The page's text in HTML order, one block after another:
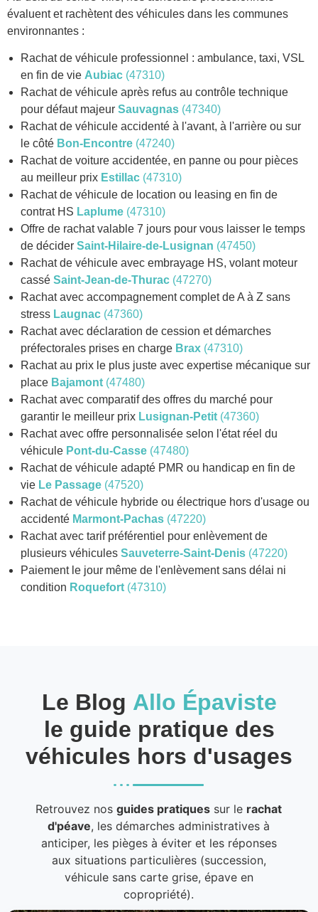
évaluent et rachètent des véhicules dans les communes
environnantes :
Rachat de véhicule professionnel : ambulance, taxi, VSL
en fin de vie Aubiac (47310)
Rachat de véhicule après refus au contrôle technique
pour défaut majeur Sauvagnas (47340)
Rachat de véhicule accidenté à l'avant, à l'arrière ou sur
le côté Bon-Encontre (47240)
Rachat de voiture accidentée, en panne ou pour pièces
au meilleur prix Estillac (47310)
Rachat de véhicule de location ou leasing en fin de
contrat HS Laplume (47310)
Offre de rachat valable 7 jours pour vous laisser le temps
de décider Saint-Hilaire-de-Lusignan (47450)
Rachat de véhicule avec embrayage HS, volant moteur
cassé Saint-Jean-de-Thurac (47270)
Rachat avec accompagnement complet de A à Z sans
stress Laugnac (47360)
Rachat avec déclaration de cession et démarches
préfectorales prises en charge Brax (47310)
Rachat au prix le plus juste avec expertise mécanique sur
place Bajamont (47480)
Rachat avec comparatif des offres du marché pour
garantir le meilleur prix Lusignan-Petit (47360)
Rachat avec offre personnalisée selon l'état réel du
véhicule Pont-du-Casse (47480)
Rachat de véhicule adapté PMR ou handicap en fin de
vie Le Passage (47520)
Rachat de véhicule hybride ou électrique hors d'usage ou
accidenté Marmont-Pachas (47220)
Rachat avec tarif préférentiel pour enlèvement de
plusieurs véhicules Sauveterre-Saint-Denis (47220)
Paiement le jour même de l'enlèvement sans délai ni
condition Roquefort (47310)
Le Blog Allo Épaviste
le guide pratique des
véhicules hors d'usages
Retrouvez nosguides pratiques sur le rachat
d'péave, les démarches administratives à
anticiper, les pièges à éviter et les réponses
aux situations particulières (succession,
véhicule sans carte grise, épave en
copropriété).